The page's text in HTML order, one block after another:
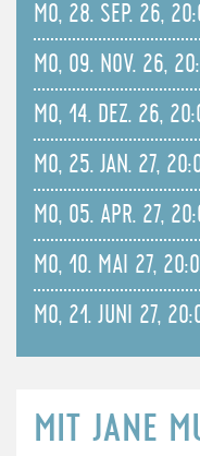
MO, 28. SEP. 26,
MO, 09. NOV. 26,
MO, 14. DEZ. 26,
MO, 25. JAN. 27,
MO, 05. APR. 27,
MO, 10. MAI 27,
MO, 21. JUNI 27,
MIT JANE